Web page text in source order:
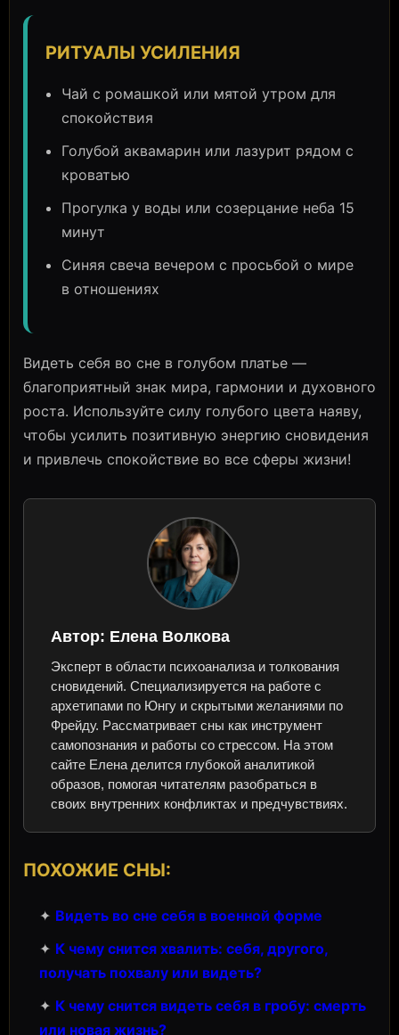
РИТУАЛЫ УСИЛЕНИЯ
Чай с ромашкой или мятой утром для
спокойствия
Голубой аквамарин или лазурит рядом с
кроватью
Прогулка у воды или созерцание неба 15
минут
Синяя свеча вечером с просьбой о мире
в отношениях
Видеть себя во сне в голубом платье —
благоприятный знак мира, гармонии и духовного
роста. Используйте силу голубого цвета наяву,
чтобы усилить позитивную энергию сновидения
и привлечь спокойствие во все сферы жизни!
Автор: Елена Волкова
Эксперт в области психоанализа и толкования
сновидений. Специализируется на работе с
архетипами по Юнгу и скрытыми желаниями по
Фрейду. Рассматривает сны как инструмент
самопознания и работы со стрессом. На этом
сайте Елена делится глубокой аналитикой
образов, помогая читателям разобраться в
своих внутренних конфликтах и предчувствиях.
ПОХОЖИЕ СНЫ:
✦ Видеть во сне себя в военной форме
✦ К чему снится хвалить: себя, другого,
получать похвалу или видеть?
✦ К чему снится видеть себя в гробу: смерть
или новая жизнь?